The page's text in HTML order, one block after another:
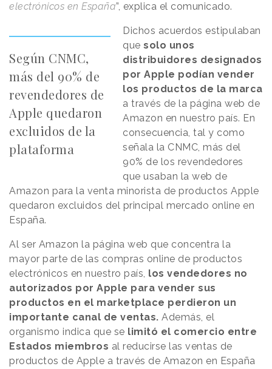
electrónicos en España”, explica el comunicado.
Según CNMC,
más del 90% de
revendedores de
Apple quedaron
excluidos de la
plataforma
Dichos acuerdos estipulaban
quesolo unos
distribuidores designados
por Apple podían vender
los productos de la marca
a través de la página web de
Amazon en nuestro país. En
consecuencia, tal y como
señala la CNMC, más del
90% de los revendedores
que usaban la web de
Amazon para la venta minorista de productos Apple
quedaron excluidos del principal mercado online en
España.
Al ser Amazon la página web que concentra la
mayor parte de las compras online de productos
electrónicos en nuestro país, los vendedores no
autorizados por Apple para vender sus
productos en el marketplace perdieron un
importante canal de ventas. Además, el
organismo indica que se limitó el comercio entre
Estados miembros al reducirse las ventas de
productos de Apple a través de Amazon en España